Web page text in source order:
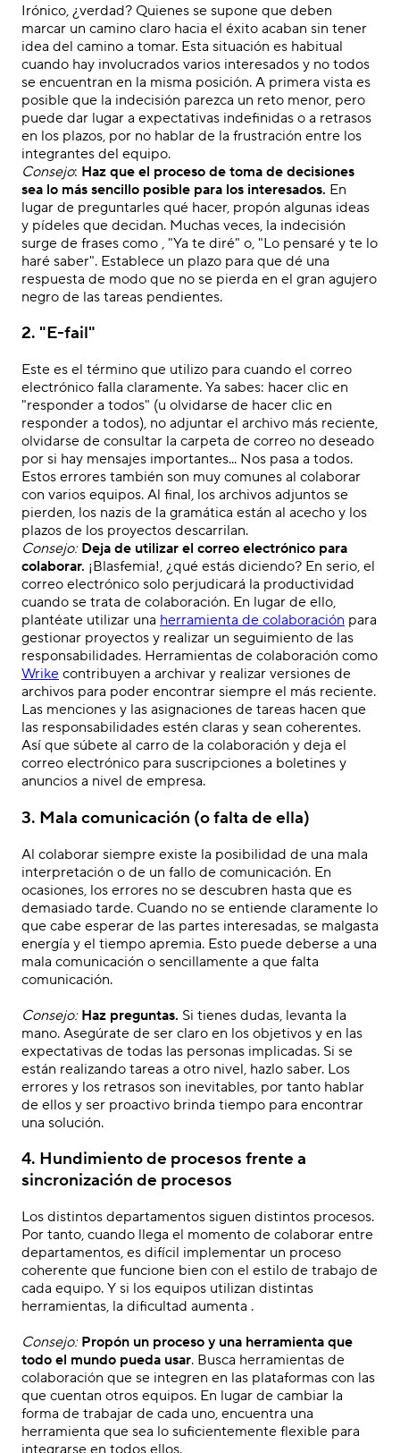
Irónico, ¿verdad? Quienes se supone que deben
marcar un camino claro hacia el éxito acaban sin tener
idea del camino a tomar. Esta situación es habitual
cuando hay involucrados varios interesados y no todos
se encuentran en la misma posición. A primera vista es
posible que la indecisión parezca un reto menor, pero
puede dar lugar a expectativas indefinidas o a retrasos
en los plazos, por no hablar de la frustración entre los
integrantes del equipo.
Consejo: Haz que el proceso de toma de decisiones
sea lo más sencillo posible para los interesados. En
lugar de preguntarles qué hacer, propón algunas ideas
y pídeles que decidan. Muchas veces, la indecisión
surge de frases como , "Ya te diré" o, "Lo pensaré y te lo
haré saber". Establece un plazo para que dé una
respuesta de modo que no se pierda en el gran agujero
negro de las tareas pendientes.
2. "E-fail"
Este es el término que utilizo para cuando el correo
electrónico falla claramente. Ya sabes: hacer clic en
"responder a todos" (u olvidarse de hacer clic en
responder a todos), no adjuntar el archivo más reciente,
olvidarse de consultar la carpeta de correo no deseado
por si hay mensajes importantes... Nos pasa a todos.
Estos errores también son muy comunes al colaborar
con varios equipos. Al final, los archivos adjuntos se
pierden, los nazis de la gramática están al acecho y los
plazos de los proyectos descarrilan.
Consejo: Deja de utilizar el correo electrónico para
colaborar. ¡Blasfemia!, ¿qué estás diciendo? En serio, el
correo electrónico solo perjudicará la productividad
cuando se trata de colaboración. En lugar de ello,
plantéate utilizar una herramienta de colaboración para
gestionar proyectos y realizar un seguimiento de las
responsabilidades. Herramientas de colaboración como
Wrike contribuyen a archivar y realizar versiones de
archivos para poder encontrar siempre el más reciente.
Las menciones y las asignaciones de tareas hacen que
las responsabilidades estén claras y sean coherentes.
Así que súbete al carro de la colaboración y deja el
correo electrónico para suscripciones a boletines y
anuncios a nivel de empresa.
3. Mala comunicación (o falta de ella)
Al colaborar siempre existe la posibilidad de una mala
interpretación o de un fallo de comunicación. En
ocasiones, los errores no se descubren hasta que es
demasiado tarde. Cuando no se entiende claramente lo
que cabe esperar de las partes interesadas, se malgasta
energía y el tiempo apremia. Esto puede deberse a una
mala comunicación o sencillamente a que falta
comunicación.
Consejo: Haz preguntas. Si tienes dudas, levanta la
mano. Asegúrate de ser claro en los objetivos y en las
expectativas de todas las personas implicadas. Si se
están realizando tareas a otro nivel, hazlo saber. Los
errores y los retrasos son inevitables, por tanto hablar
de ellos y ser proactivo brinda tiempo para encontrar
una solución.
4. Hundimiento de procesos frente a
sincronización de procesos
Los distintos departamentos siguen distintos procesos.
Por tanto, cuando llega el momento de colaborar entre
departamentos, es difícil implementar un proceso
coherente que funcione bien con el estilo de trabajo de
cada equipo. Y si los equipos utilizan distintas
herramientas, la dificultad aumenta .
Consejo: Propón un proceso y una herramienta que
todo el mundo pueda usar. Busca herramientas de
colaboración que se integren en las plataformas con las
que cuentan otros equipos. En lugar de cambiar la
forma de trabajar de cada uno, encuentra una
herramienta que sea lo suficientemente flexible para